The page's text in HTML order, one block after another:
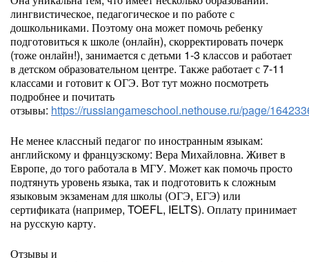
лингвистическое, педагогическое и по работе с
дошкольниками. Поэтому она может помочь ребенку
подготовиться к школе (онлайн), скорректировать почерк
(тоже онлайн!), занимается с детьми 1-3 классов и работает
в детском образовательном центре. Также работает с 7-11
классами и готовит к ОГЭ. Вот тут можно посмотреть
подробнее и почитать
отзывы: https://russiangameschool.nethouse.ru/page/
Не менее классный педагог по иностранным языкам:
английскому и французскому: Вера Михайловна. Живет в
Европе, до того работала в МГУ. Может как помочь просто
подтянуть уровень языка, так и подготовить к сложным
языковым экзаменам для школы (ОГЭ, ЕГЭ) или
сертификата (например, TOEFL, IELTS). Оплату принимает
на русскую карту.
Отзывы и